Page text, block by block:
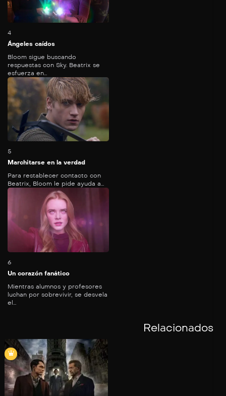
4
Ángeles caídos
Bloom sigue buscando
respuestas con Sky. Beatrix se
esfuerza en...
5
Marchitarse en la verdad
Para restablecer contacto con
Beatrix, Bloom le pide ayuda a...
6
Un corazón fanático
Mientras alumnos y profesores
luchan por sobrevivir, se desvela
el...
Relacionados